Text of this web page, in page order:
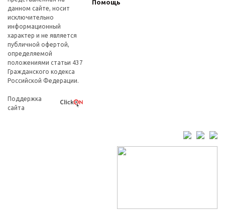
данном сайте, носит
исключительно
информационный
характер и не является
публичной офертой,
определяемой
положениями статьи 437
Гражданского кодекса
Российской Федерации.
Поддержка
сайта
Помощь